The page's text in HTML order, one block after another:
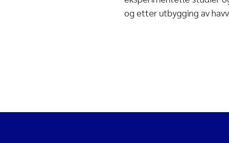
og etter utbygging av